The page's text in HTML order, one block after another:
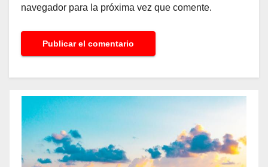
navegador para la próxima vez que comente.